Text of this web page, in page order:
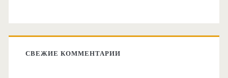
СВЕЖИЕ КОММЕНТАРИИ